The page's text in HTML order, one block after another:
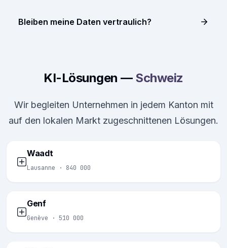
Bleiben meine Daten vertraulich?
KI-Lösungen — Schweiz
Wir begleiten Unternehmen in jedem Kanton mit
auf den lokalen Markt zugeschnittenen Lösungen.
Waadt
Lausanne · 840 000
Genf
Genève · 510 000